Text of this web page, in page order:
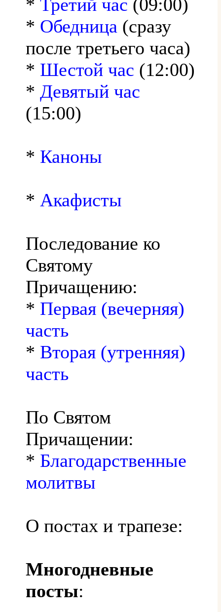
* Третий час (09:00)
* Обедница (сразу
после третьего часа)
* Шестой час (12:00)
* Девятый час
(15:00)
* Каноны
* Акафисты
Последование ко
Святому
Причащению:
* Первая (вечерняя)
часть
* Вторая (утренняя)
часть
По Святом
Причащении:
* Благодарственные
молитвы
О постах и трапезе:
Многодневные
посты: